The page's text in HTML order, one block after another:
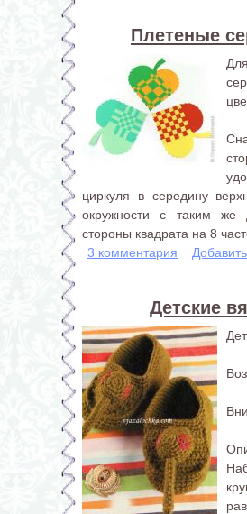
Плетеные
циркуля в середину
окружности с таким
стороны квадрата на 8
3 комментария
Детские